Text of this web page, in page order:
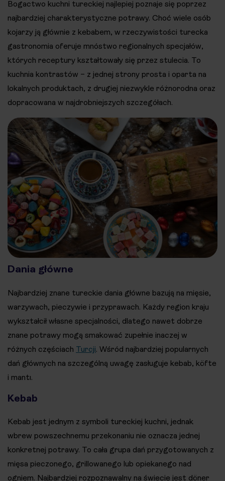
Bogactwo kuchni tureckiej najlepiej poznaje się poprzez
najbardziej charakterystyczne potrawy. Choć wiele osób
kojarzy ją głównie z kebabem, w rzeczywistości turecka
gastronomia oferuje mnóstwo regionalnych specjałów,
których receptury kształtowały się przez stulecia. To
kuchnia kontrastów – z jednej strony prosta i oparta na
lokalnych produktach, z drugiej niezwykle różnorodna oraz
dopracowana w najdrobniejszych szczegółach.
Dania główne
Najbardziej znane tureckie dania główne bazują na mięsie,
warzywach, pieczywie i przyprawach. Każdy region kraju
wykształcił własne specjalności, dlatego nawet dobrze
znane potrawy mogą smakować zupełnie inaczej w
różnych częściach Turcji. Wśród najbardziej popularnych
dań głównych na szczególną uwagę zasługuje kebab, köfte
i mantı.
Kebab
Kebab jest jednym z symboli tureckiej kuchni, jednak
wbrew powszechnemu przekonaniu nie oznacza jednej
konkretnej potrawy. To cała grupa dań przygotowanych z
mięsa pieczonego, grillowanego lub opiekanego nad
ogniem. Najbardziej rozpoznawalny na świecie jest döner